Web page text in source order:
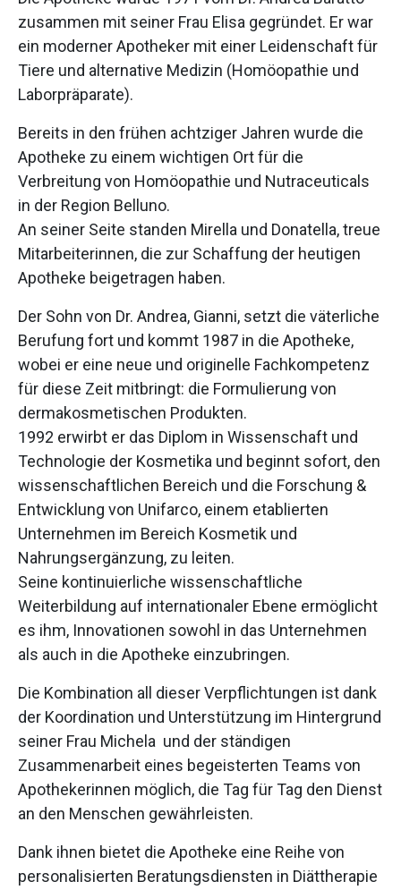
zusammen mit seiner Frau Elisa gegründet. Er war
ein moderner Apotheker mit einer Leidenschaft für
Tiere und alternative Medizin (Homöopathie und
Laborpräparate).
Bereits in den frühen achtziger Jahren wurde die
Apotheke zu einem wichtigen Ort für die
Verbreitung von Homöopathie und Nutraceuticals
in der Region Belluno.
An seiner Seite standen Mirella und Donatella, treue
Mitarbeiterinnen, die zur Schaffung der heutigen
Apotheke beigetragen haben.
Der Sohn von Dr. Andrea, Gianni, setzt die väterliche
Berufung fort und kommt 1987 in die Apotheke,
wobei er eine neue und originelle Fachkompetenz
für diese Zeit mitbringt: die Formulierung von
dermakosmetischen Produkten.
1992 erwirbt er das Diplom in Wissenschaft und
Technologie der Kosmetika und beginnt sofort, den
wissenschaftlichen Bereich und die Forschung &
Entwicklung von Unifarco, einem etablierten
Unternehmen im Bereich Kosmetik und
Nahrungsergänzung, zu leiten.
Seine kontinuierliche wissenschaftliche
Weiterbildung auf internationaler Ebene ermöglicht
es ihm, Innovationen sowohl in das Unternehmen
als auch in die Apotheke einzubringen.
Die Kombination all dieser Verpflichtungen ist dank
der Koordination und Unterstützung im Hintergrund
seiner Frau Michela und der ständigen
Zusammenarbeit eines begeisterten Teams von
Apothekerinnen möglich, die Tag für Tag den Dienst
an den Menschen gewährleisten.
Dank ihnen bietet die Apotheke eine Reihe von
personalisierten Beratungsdiensten in Diättherapie